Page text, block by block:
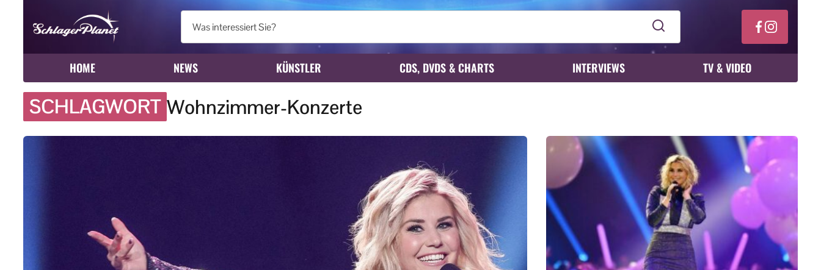
HOME NEWS KÜNSTLER CDS, DVDS & CHARTS INTERVIEWS TV & VIDEO
SCHLAGWORT Wohnzimmer-Konzerte